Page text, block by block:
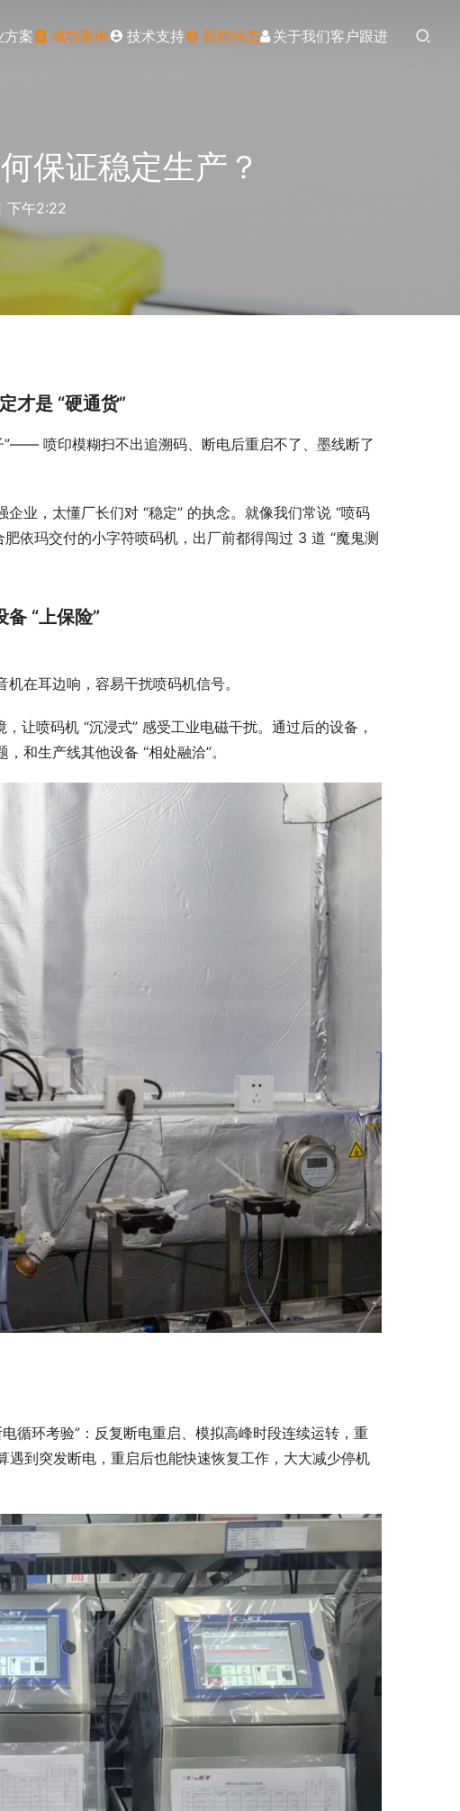
方案 成功案例 技术支持 新闻动态 关于我们客户跟进
保证稳定生产？
下午2:22
才是 “硬通货”
喷印模糊扫不出追溯码、断电后重启不了、墨线断了
业，太懂厂长们对 “稳定” 的执念。就像我们常说 “喷码
依玛交付的小字符喷码机，出厂前都得闯过 3 道 “魔鬼测
“上保险”
在耳边响，容易干扰喷码机信号。
让喷码机 “沉浸式” 感受工业电磁干扰。通过后的设备，
和生产线其他设备 “相处融洽”。
循环考验”：反复断电重启、模拟高峰时段连续运转，重
遇到突发断电，重启后也能快速恢复工作，大大减少停机